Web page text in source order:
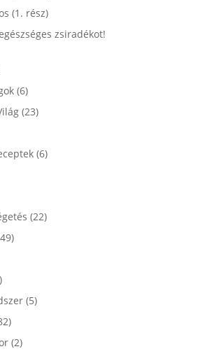
(1. rész)
zsiradékot!
(6)
(23)
(6)
(22)
(5)
(2)